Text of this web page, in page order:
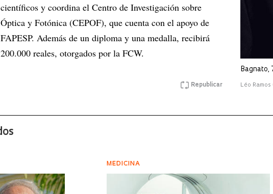
Bagnato,
Léo Ramos
científicos y coordina el Centro de Investigación sobre
Óptica y Fotónica (CEPOF), que cuenta con el apoyo de
FAPESP. Además de un diploma y una medalla, recibirá
200.000 reales, otorgados por la FCW.
Republicar